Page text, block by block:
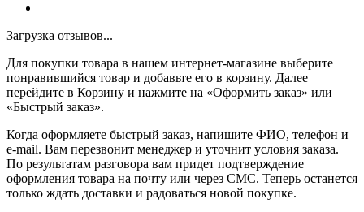
Загрузка отзывов...
Для покупки товара в нашем интернет-магазине выберите
понравившийся товар и добавьте его в корзину. Далее
перейдите в Корзину и нажмите на «Оформить заказ» или
«Быстрый заказ».
Когда оформляете быстрый заказ, напишите ФИО, телефон и
e-mail. Вам перезвонит менеджер и уточнит условия заказа.
По результатам разговора вам придет подтверждение
оформления товара на почту или через СМС. Теперь останется
только ждать доставки и радоваться новой покупке.